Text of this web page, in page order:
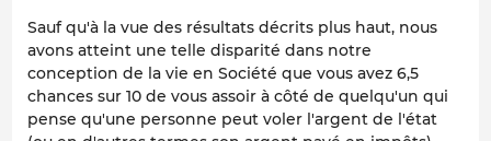
Sauf qu'à la vue des résultats décrits plus haut, nous
avons atteint une telle disparité dans notre
conception de la vie en Société que vous avez 6,5
chances sur 10 de vous assoir à côté de quelqu'un qui
pense qu'une personne peut voler l'argent de l'état